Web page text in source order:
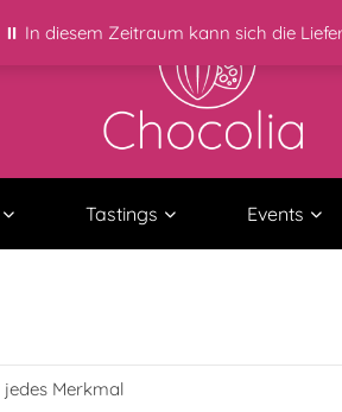
⏸️ In diesem Zeitraum kann sich die
Tastings Events
jedes Merkmal